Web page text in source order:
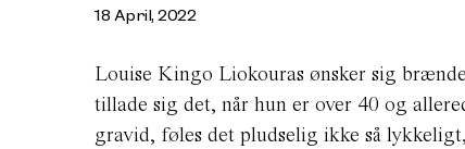
18 April, 2022
Louise Kingo Liokouras ønsker sig
tillade sig det, når hun er over 40 og
gravid, føles det pludselig ikke så